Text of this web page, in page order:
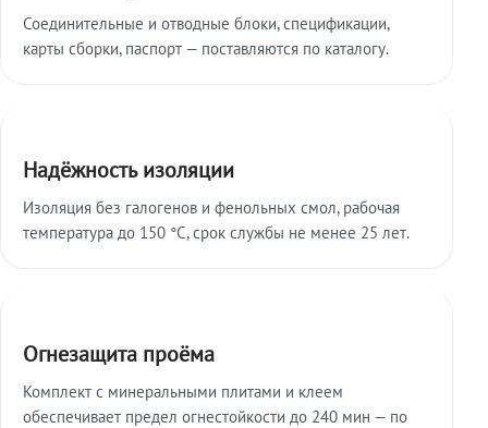
Соединительные и отводные блоки, спецификации,
карты сборки, паспорт — поставляются по каталогу.
Надёжность изоляции
Изоляция без галогенов и фенольных смол, рабочая
температура до 150 °C, срок службы не менее 25 лет.
Огнезащита проёма
Комплект с минеральными плитами и клеем
обеспечивает предел огнестойкости до 240 мин — по